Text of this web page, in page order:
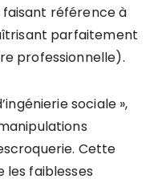
faisant référence à
parfaitement
professionnelle).
sociale »,
Cette
les faiblesses